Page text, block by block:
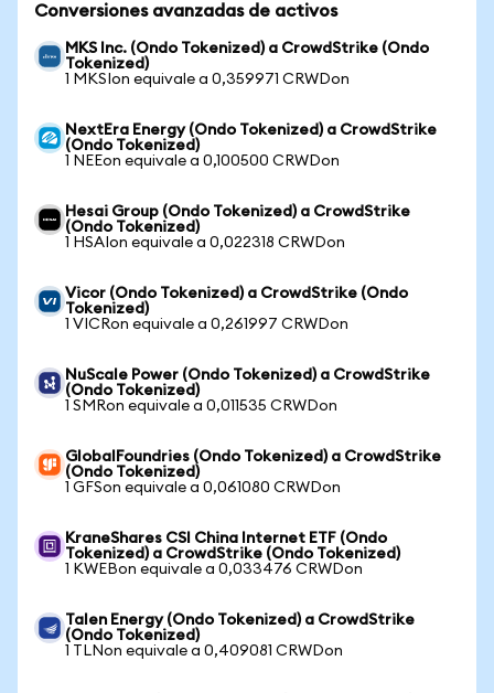
Conversiones avanzadas de activos
MKS Inc. (Ondo Tokenized) a CrowdStrike (Ondo
Tokenized)
1 MKSIon equivale a 0,359971 CRWDon
NextEra Energy (Ondo Tokenized) a CrowdStrike
(Ondo Tokenized)
1 NEEon equivale a 0,100500 CRWDon
Hesai Group (Ondo Tokenized) a CrowdStrike
(Ondo Tokenized)
1 HSAIon equivale a 0,022318 CRWDon
Vicor (Ondo Tokenized) a CrowdStrike (Ondo
Tokenized)
1 VICRon equivale a 0,261997 CRWDon
NuScale Power (Ondo Tokenized) a CrowdStrike
(Ondo Tokenized)
1 SMRon equivale a 0,011535 CRWDon
GlobalFoundries (Ondo Tokenized) a CrowdStrike
(Ondo Tokenized)
1 GFSon equivale a 0,061080 CRWDon
KraneShares CSI China Internet ETF (Ondo
Tokenized) a CrowdStrike (Ondo Tokenized)
1 KWEBon equivale a 0,033476 CRWDon
Talen Energy (Ondo Tokenized) a CrowdStrike
(Ondo Tokenized)
1 TLNon equivale a 0,409081 CRWDon